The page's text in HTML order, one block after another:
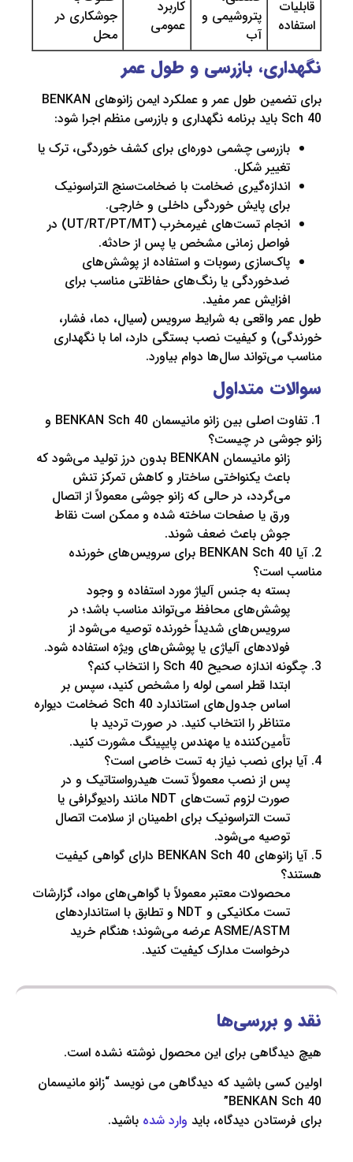
پتروشیمی و
آب
کاربرد
عمومی
جوشکاری در
محل
بازرسی و طول عمر
برای تضمین طول عمر و عملکرد ایمن زانوهای BENKAN
چشمی دوره‌ای برای کشف خوردگی، ترک یا
ضخامت با ضخامت‌سنج التراسونیک
پایش خوردگی داخلی و خارجی.
انجام تست‌های غیرمخرب (UT/RT/PT/MT) در
زمانی مشخص یا پس از حادثه.
رسوبات و استفاده از پوشش‌های
یا رنگ‌های حفاظتی مناسب برای
عمر مفید.
واقعی به شرایط سرویس (سیال، دما، فشار،
و کیفیت نصب بستگی دارد، اما با نگهداری
سال‌ها دوام بیاورد.
متداول
1. تفاوت اصلی بین زانو مانیسمان BENKAN Sch 40 و
در چیست؟
زانو مانیسمان BENKAN بدون درز تولید می‌شود که
یکنواختی ساختار و کاهش تمرکز تنش
در حالی که زانو جوشی معمولاً از اتصال
یا صفحات ساخته شده و ممکن است نقاط
باعث ضعف شوند.
2. آیا BENKAN Sch 40 برای سرویس‌های خورنده
است؟
به جنس آلیاژ مورد استفاده و وجود
محافظ می‌تواند مناسب باشد؛ در
شدیداً خورنده توصیه می‌شود از
آلیاژی یا پوشش‌های ویژه استفاده شود.
قطر اسمی لوله را مشخص کنید، سپس بر
اساس جدول‌های استاندارد Sch 40 ضخامت دیواره
را انتخاب کنید. در صورت تردید با
یا مهندس پایپینگ مشورت کنید.
از نصب معمولاً تست هیدرواستاتیک و در
صورت لزوم تست‌های NDT مانند رادیوگرافی یا
التراسونیک برای اطمینان از سلامت اتصال
می‌شود.
5. آیا زانوهای BENKAN Sch 40 دارای گواهی کیفیت
معتبر معمولاً با گواهی‌های مواد، گزارشات
تست مکانیکی و NDT و تطابق با استانداردهای
ASME/ASTM عرضه می‌شوند؛ هنگام خرید
مدارک کیفیت کنید.
بررسی‌ها
برای این محصول نوشته نشده است.
باشید که دیدگاهی می نویسد “زانو مانیسمان
BENKAN
دیدگاه، باید وارد شدهباشید.